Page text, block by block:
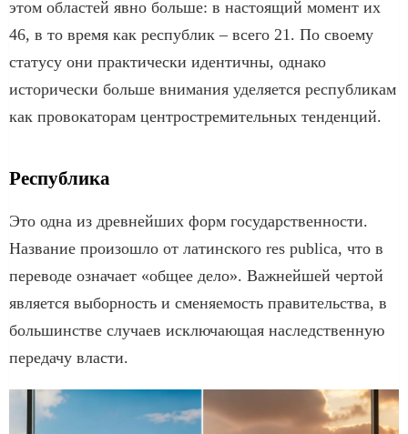
этом областей явно больше: в настоящий момент их
46, в то время как республик – всего 21. По своему
статусу они практически идентичны, однако
исторически больше внимания уделяется республикам
как провокаторам центростремительных тенденций.
Республика
Это одна из древнейших форм государственности.
Название произошло от латинского res publica, что в
переводе означает «общее дело». Важнейшей чертой
является выборность и сменяемость правительства, в
большинстве случаев исключающая наследственную
передачу власти.